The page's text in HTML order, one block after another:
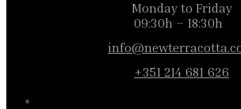
Monday to Friday
09:30h – 18:30h
+351 214 681 626